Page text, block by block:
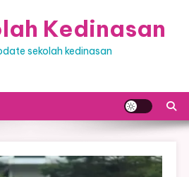
Kedinasan
sekolah kedinasan